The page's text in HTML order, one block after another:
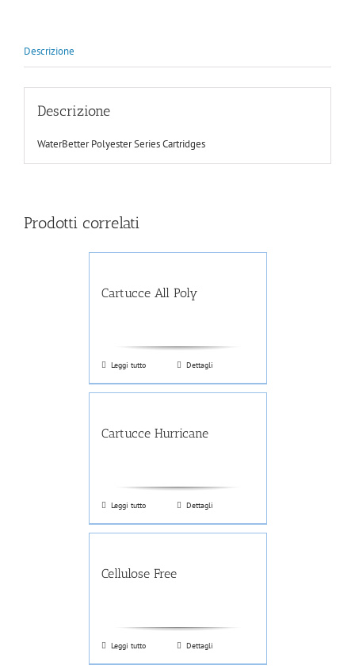
Descrizione
Descrizione
WaterBetter Polyester Series Cartridges
Prodotti correlati
Cartucce All Poly
Leggi tutto Dettagli
Cartucce Hurricane
Leggi tutto Dettagli
Cellulose Free
Leggi tutto Dettagli